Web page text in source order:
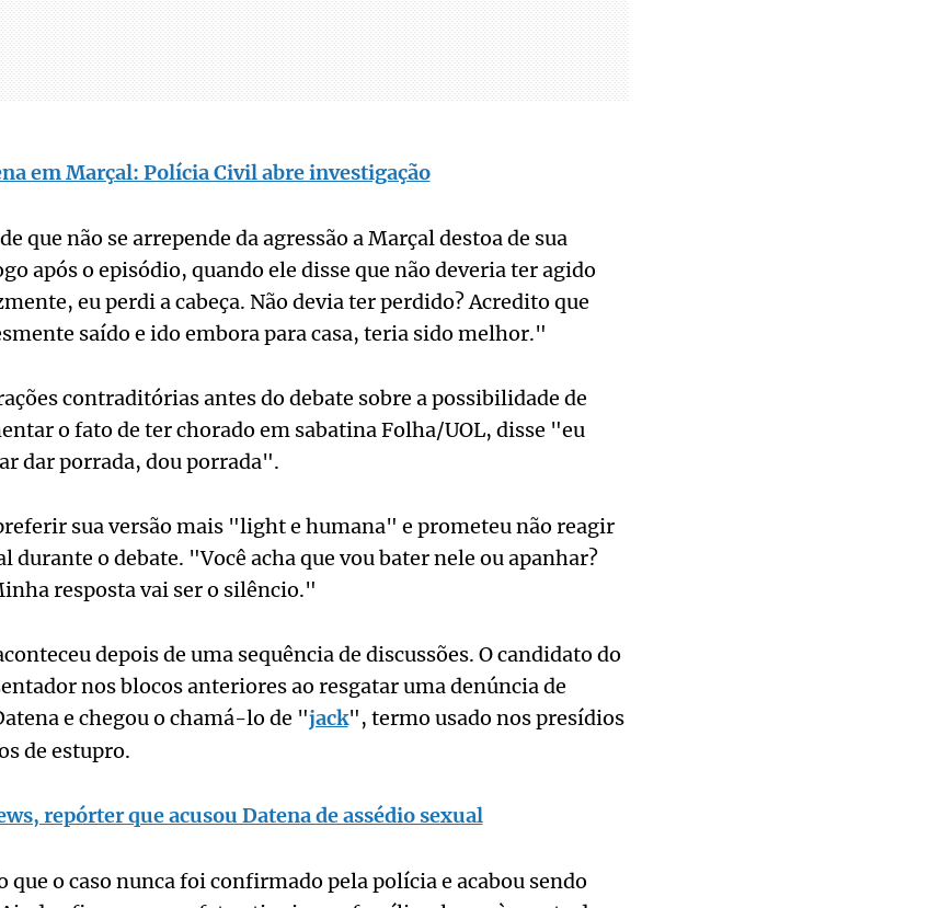
em Marçal: Polícia Civil abre investigação
que não se arrepende da agressão a Marçal destoa de sua
após o episódio, quando ele disse que não deveria ter agido
eu perdi a cabeça. Não devia ter perdido? Acredito que
saído e ido embora para casa, teria sido melhor."
contraditórias antes do debate sobre a possibilidade de
o fato de ter chorado em sabatina Folha/UOL, disse "eu
dar porrada, dou porrada".
sua versão mais "light e humana" e prometeu não reagir
durante o debate. "Você acha que vou bater nele ou apanhar?
resposta vai ser o silêncio."
depois de uma sequência de discussões. O candidato do
nos blocos anteriores ao resgatar uma denúncia de
e chegou o chamá-lo de "jack", termo usado nos presídios
de estupro.
repórter que acusou Datena de assédio sexual
que o caso nunca foi confirmado pela polícia e acabou sendo